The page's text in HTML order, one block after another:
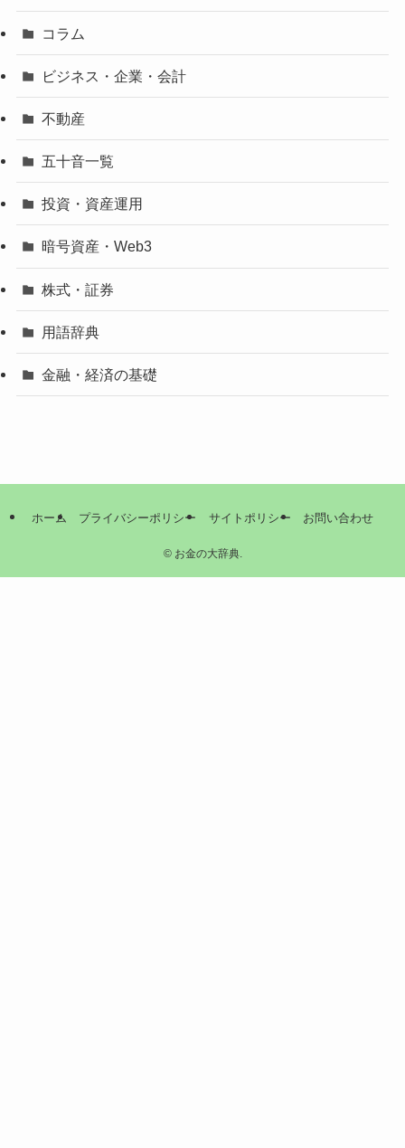
コラム
ビジネス・企業・会計
不動産
五十音一覧
投資・資産運用
暗号資産・Web3
株式・証券
用語辞典
金融・経済の基礎
ホーム プライバシーポリシー サイトポリシー お問い合わせ
©お金の大辞典.